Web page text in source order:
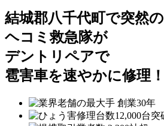
結城郡八千代町で突然の
ヘコミ救急隊が
デントリペアで
雹害車を速やかに修理！